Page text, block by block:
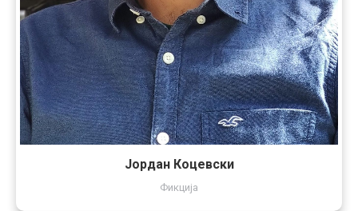
Јордан Коцевски
Фикција